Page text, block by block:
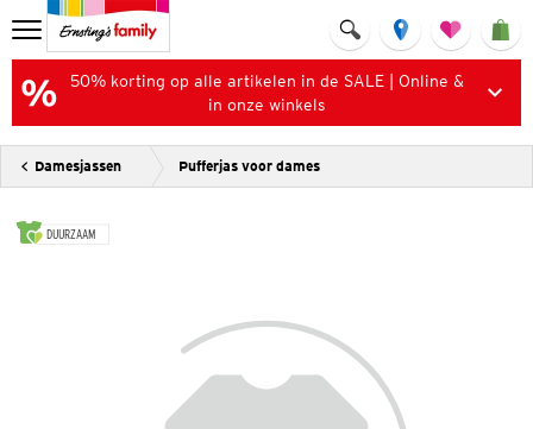
50% korting op alle artikelen in de SALE | Online &
in onze winkels
Damesjassen Pufferjas voor dames
DUURZAAM